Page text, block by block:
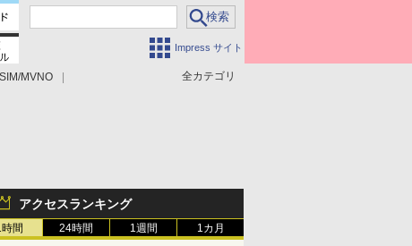
Impress サイト
全カテゴリ
MVNO
アクセスランキング
時間 24時間 1週間 1カ月